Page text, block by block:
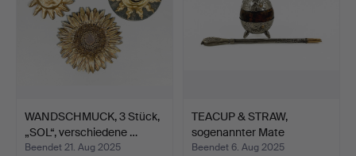
WANDSCHMUCK, 3 Stück,
„SOL“, verschiedene …
Beendet 21. Aug 2025
TEACUP & STRAW,
sogenannter Mate
Guord/Bom…
Beendet 6. Aug 2025